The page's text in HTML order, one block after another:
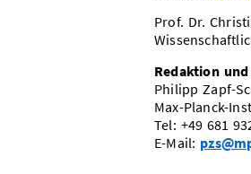
Prof. Dr.
Redaktion
Philipp Zapf-
Max-Planck-
Tel: +49 681
E-Mail: